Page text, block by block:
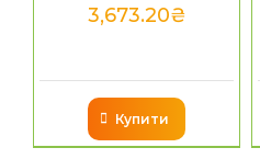
3,673.20₴
Купити